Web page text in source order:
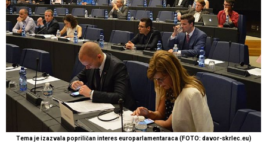
Tema je izazvala popriličan interes europarlamentaraca (FOTO: davor-skrlec.eu)